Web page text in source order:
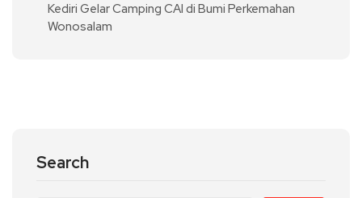
Kediri Gelar Camping CAI di Bumi Perkemahan
Wonosalam
Search